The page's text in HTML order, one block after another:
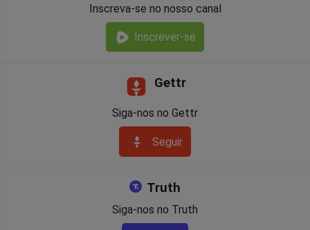
Inscreva-se no nosso canal
Inscrever-se
Gettr
Siga-nos no Gettr
Seguir
Truth
Siga-nos no Truth